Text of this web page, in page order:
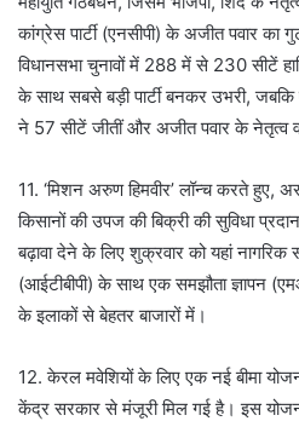
कांग्रेस पार्टी (एनसीपी) के अजीत पवार का
विधानसभा चुनावों में 288 में से 230 सीटें
के साथ सबसे बड़ी पार्टी बनकर उभरी,
ने 57 सीटें जीतीं और अजीत पवार के नेतृत्व
11. ‘मिशन अरुण हिमवीर’ लॉन्च करते हुए,
किसानों की उपज की बिक्री की सुविधा
बढ़ावा देने के लिए शुक्रवार को यहां नागरिक
(आईटीबीपी) के साथ एक समझौता ज्ञापन
के इलाकों से बेहतर बाजारों में।
12. केरल मवेशियों के लिए एक नई बीमा
केंद्र सरकार से मंजूरी मिल गई है। इस